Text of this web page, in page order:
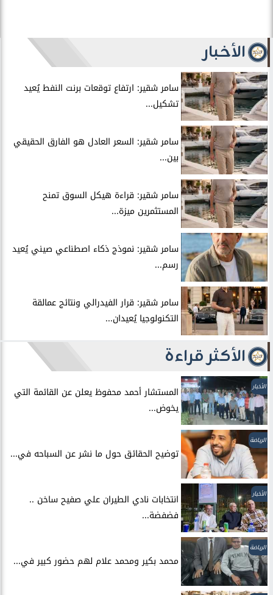
الأخبار
سامر شقير: ارتفاع توقعات برنت النفط يُعيد
تشكيل...
سامر شقير: السعر العادل هو الفارق الحقيقي
بين...
سامر شقير: قراءة هيكل السوق تمنح
المستثمرين ميزة...
سامر شقير: نموذج ذكاء اصطناعي صيني يُعيد
رسم...
سامر شقير: قرار الفيدرالي ونتائج عمالقة
التكنولوجيا يُعيدان...
الأكثر قراءة
الأخبار
المستشار أحمد محفوظ يعلن عن القائمة التي
يخوض...
الرياضة
توضيح الحقائق حول ما نشر عن السباحه في...
الأخبار
انتخابات نادي الطيران علي صفيح ساخن ..
فضفضة...
الرياضة
محمد بكير ومحمد علام لهم حضور كبير في...